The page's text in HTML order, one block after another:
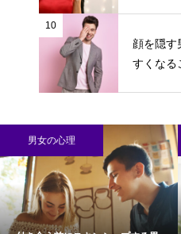
10
顔を隠す
すくなる
男女の心理